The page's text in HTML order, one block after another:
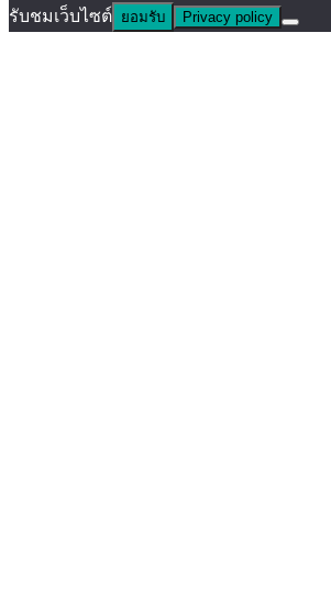
รับชมเว็บไซต์ ยอมรับ Privacy policy